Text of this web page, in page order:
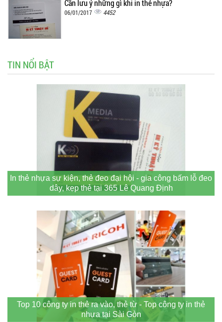
Cần lưu ý những gì khi in thẻ nhựa?
06/01/2017 4452
TIN NỔI BẬT
In thẻ nhựa sự kiện, thẻ đeo đại hội - gia công bấm lỗ đeo
dây, kẹp thẻ tại 365 Lê Quang Định
Top 10 công ty in thẻ ra vào, thẻ từ - Top công ty in thẻ
nhựa tại Sài Gòn